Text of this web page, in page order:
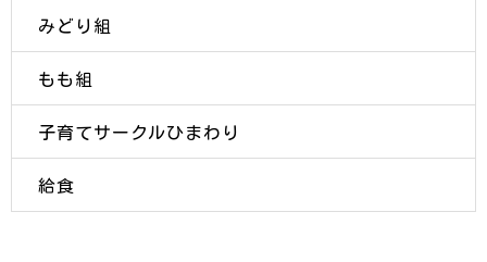
みどり組
もも組
子育てサークルひまわり
給食